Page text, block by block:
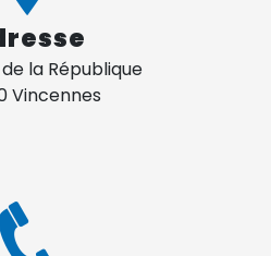
la République
Vincennes